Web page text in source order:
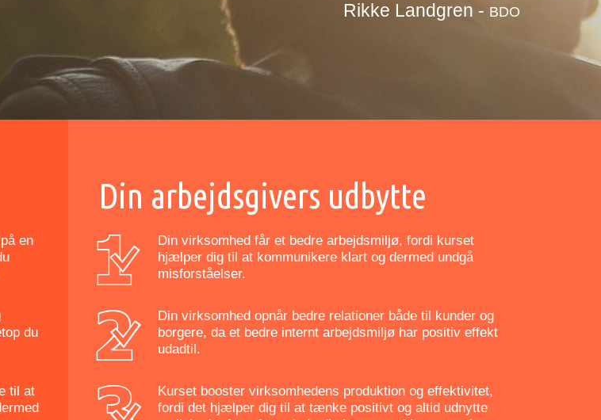
Rikke Landgren - BDO
en
du
til at
Din arbejdsgivers udbytte
Din virksomhed får et bedre arbejdsmiljø, fordi kurset
hjælper dig til at kommunikere klart og dermed undgå
misforståelser.
Din virksomhed opnår bedre relationer både til kunder og
borgere, da et bedre internt arbejdsmiljø har positiv effekt
udadtil.
Kurset booster virksomhedens produktion og effektivitet,
fordi det hjælper dig til at tænke positivt og altid udnytte